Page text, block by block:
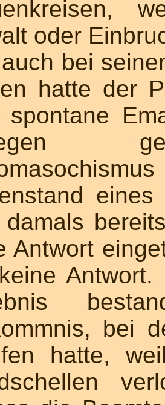
oder
bei
hatte der
spontane
damals
Antwort
bei
hatte,